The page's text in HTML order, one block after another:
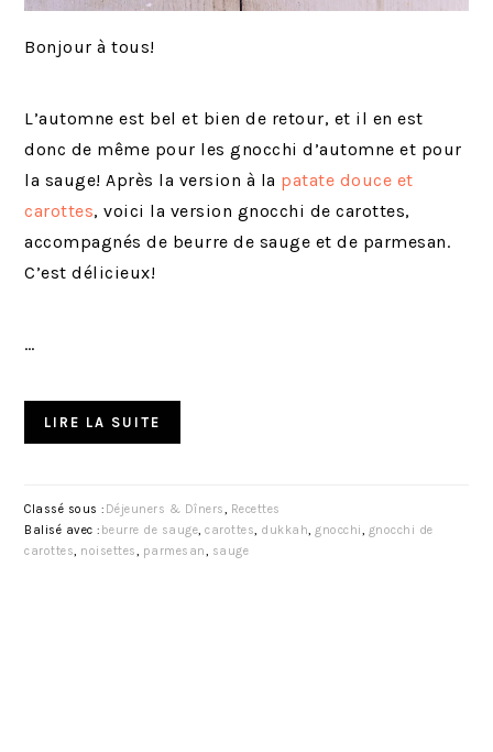
Bonjour à tous!
L’automne est bel et bien de retour, et il en est
donc de même pour les gnocchi d’automne et pour
la sauge! Après la version à la patate douce et
carottes, voici la version gnocchi de carottes,
accompagnés de beurre de sauge et de parmesan.
C’est délicieux!
…
LIRE LA SUITE
Classé sous : Déjeuners & Dîners, Recettes
Balisé avec : beurre de sauge,carottes, dukkah,gnocchi, gnocchi de
carottes, noisettes, parmesan, sauge